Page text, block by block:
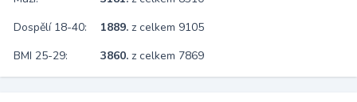
Dospělí 18-40:
1889. z celkem 9105
BMI 25-29:
3860. z celkem 7869